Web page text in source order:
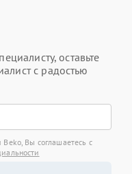
оставьте
с радостью
Вы соглашаетесь с